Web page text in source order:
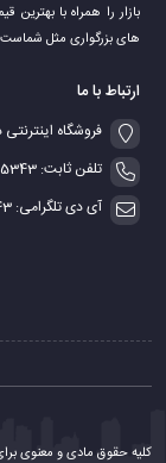
بازار را همراه با
های بزرگواری مثل شماست
ارتباط با ما
فروشگاه
تلفن ثابت: 05155425343
آی دی تلگرامی: game_5343@
کلیه حقوق مادی و معنوی